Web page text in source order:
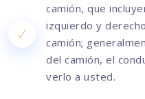
camión, que
izquierdo y
camión;
del camión, el
verlo a usted.